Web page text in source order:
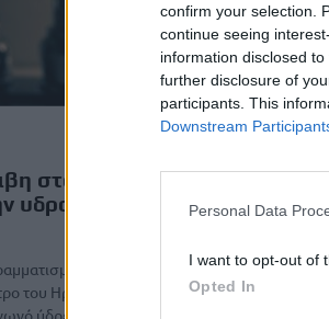
confirm your selection.
continue seeing
information disclosed
further disclosure of
participants. This
Downstream
Personal Data
I want to opt-out of
Opted In
στον αγωγό
υδροδότηση του
της υδροδότησης
του Ηρακλείου, καθώς σοβαρή
ύδρευσης καθυστερεί…